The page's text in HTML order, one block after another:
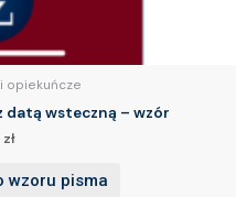
opiekuńcze
datą wsteczną – wzór
zł
wzoru pisma